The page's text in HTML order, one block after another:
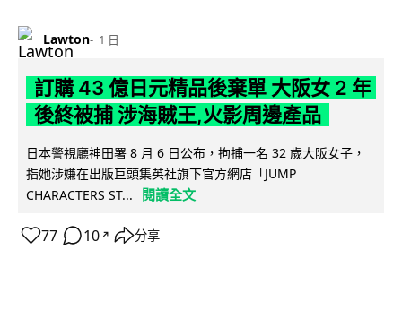
Lawton 1 日
訂購 43 億日元精品後棄單 大阪女 2 年
後終被捕 涉海賊王,火影周邊產品
日本警視廳神田署 8 月 6 日公布，拘捕一名 32 歲大阪女子，
指她涉嫌在出版巨頭集英社旗下官方網店「JUMP
CHARACTERS ST...
閱讀全文
77 10 ↗ 分享